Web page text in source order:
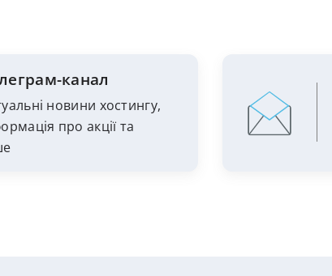
канал
новини хостингу,
про акції та